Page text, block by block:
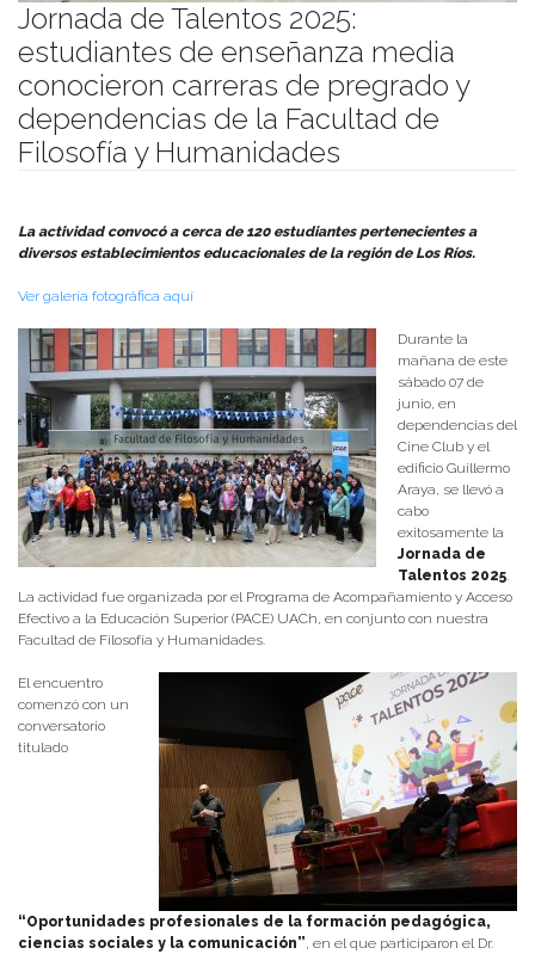
Jornada de Talentos 2025:
estudiantes de enseñanza media
conocieron carreras de pregrado y
dependencias de la Facultad de
Filosofía y Humanidades
La actividad convocó a cerca de 120 estudiantes pertenecientes a
diversos establecimientos educacionales de la región de Los Ríos.
Ver galería fotográfica aquí
Durante la
mañana de este
sábado 07 de
junio, en
dependencias del
Cine Club y el
edificio Guillermo
Araya, se llevó a
cabo
exitosamente la
Jornada de
Talentos 2025.
La actividad fue organizada por el Programa de Acompañamiento y Acceso
Efectivo a la Educación Superior (PACE) UACh, en conjunto con nuestra
Facultad de Filosofía y Humanidades.
El encuentro
comenzó con un
conversatorio
titulado
“Oportunidades profesionales de la formación pedagógica,
ciencias sociales y la comunicación”, en el que participaron el Dr.